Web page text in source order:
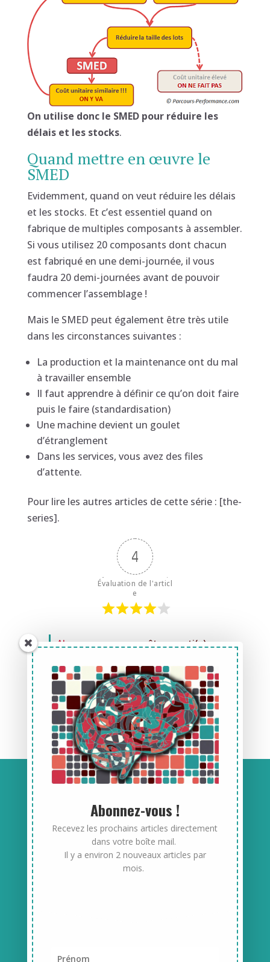
On utilise donc le SMED pour réduire les
délais et les stocks.
Quand mettre en œuvre le
SMED
Evidemment, quand on veut réduire les délais
et les stocks. Et c’est essentiel quand on
fabrique de multiples composants à assembler.
Si vous utilisez 20 composants dont chacun
est fabriqué en une demi-journée, il vous
faudra 20 demi-journées avant de pouvoir
commencer l’assemblage !
Mais le SMED peut également être très utile
dans les circonstances suivantes :
La production et la maintenance ont du mal
à travailler ensemble
Il faut apprendre à définir ce qu’on doit faire
puis le faire (standardisation)
Une machine devient un goulet
d’étranglement
Dans les services, vous avez des files
d’attente.
Pour lire les autres articles de cette série : [the-
series].
4
Évaluation de l'articl
e
Abonnez-vouspour être averti(e)
toutes les deux semaines).
Retrouvez-moisur LinkedInpour
échanger sur cet article.
Anne-Laure Delpech
EURL Anne-Laure Delpech Conseil
8 LD Kerprigent – 29720 Plonéour-Lanvern
Tél : 02 98 87 60 30
Mail : contact@parcours-performance.com
Abonnez-vous !
Recevez les prochains articles directement
dans votre boîte mail.
Il y a environ 2 nouveaux articles par
mois.